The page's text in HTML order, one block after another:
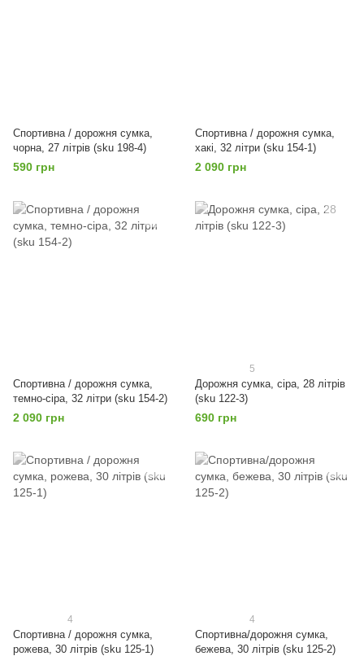
Спортивна / дорожня сумка,
чорна, 27 літрів (sku 198-4)
590 грн
Спортивна / дорожня сумка,
хакі, 32 літри (sku 154-1)
2 090 грн
Спортивна / дорожня сумка,
темно-сіра, 32 літри (sku 154-2)
2 090 грн
5
Дорожня сумка, сіра, 28 літрів
(sku 122-3)
690 грн
4
Спортивна / дорожня сумка,
рожева, 30 літрів (sku 125-1)
4
Спортивна/дорожня сумка,
бежева, 30 літрів (sku 125-2)